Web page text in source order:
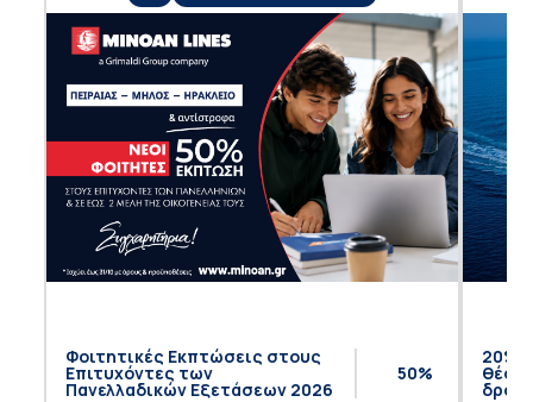
Φοιτητικές Εκπτώσεις στους
Επιτυχόντες των
Πανελλαδικών Εξετάσεων 2026
50%
20%
θέση